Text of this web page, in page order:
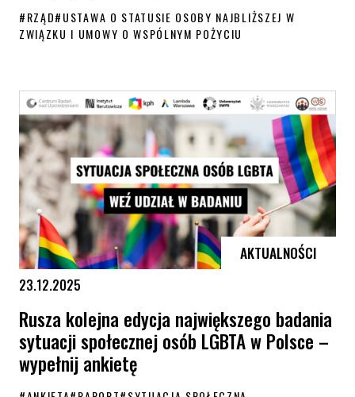
#RZĄD#USTAWA O STATUSIE OSOBY NAJBLIŻSZEJ W
ZWIĄZKU I UMOWY O WSPÓLNYM POŻYCIU
AKTUALNOŚCI
23.12.2025
Rusza kolejna edycja największego badania
sytuacji społecznej osób LGBTA w Polsce –
wypełnij ankietę